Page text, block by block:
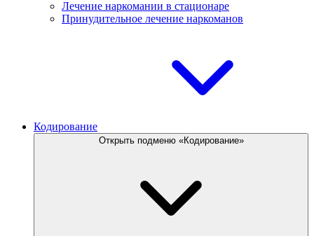
Лечение наркомании в стационаре
Принудительное лечение наркоманов
Кодирование
Открыть подменю «Кодирование»